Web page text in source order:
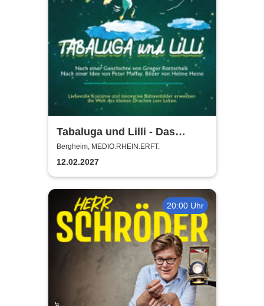
Tabaluga und Lilli - Das
drachenstarke Musical für die
ganze Familie
Bergheim, MEDIO.RHEIN.ERFT.
12.02.2027
20:00 Uhr